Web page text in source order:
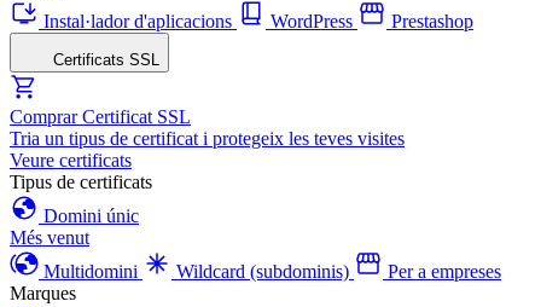
Instal·lador d'aplicacions
WordPress Prestashop
Certificats SSL
Comprar Certificat SSL
Tria un tipus de certificat i protegeix les teves visites
Veure certificats
Tipus de certificats
Domini únic
Més venut
Multidomini
Wildcard (subdominis)
Per a empreses
Marques